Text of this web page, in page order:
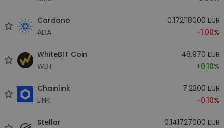
Cardano
ADA
0.172118000 EUR
-1.00%
WhiteBIT Coin
WBT
48.970 EUR
+0.10%
Chainlink
LINK
7.2300 EUR
-0.10%
Stellar
0.141727000 EUR